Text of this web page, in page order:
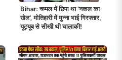
Bihar: चप्पल में छिपा था ‘नकल का
खेल’, मोतिहारी में मुन्ना भाई गिरफ्तार,
यूट्यूब से सीखी थी चालाकी!